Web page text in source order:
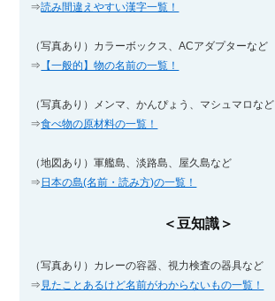
⇒読み間違えやすい漢字一覧！
（写真あり）カラーボックス、ACアダプターなど
⇒
【一般的】物の名前の一覧！
（写真あり）メンマ、かんぴょう、マシュマロなど
⇒食べ物の原材料の一覧！
（地図あり）軍艦島、淡路島、屋久島など
⇒ 日本の島(名前・読み方)の一覧！
＜豆知識＞
（写真あり）カレーの容器、視力検査の器具など
⇒ 見たことあるけど名前がわからないもの一覧！